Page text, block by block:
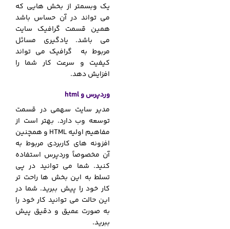
یک وبسمتر از بخش هایی که
می تواند در آن حساس باشد
همین قسمت گرافیک سایت
می باشد. یادگیری مسائل
مربوط به گرافیک می تواند
کیفیت و سرعت کار شما را
افزایش دهد.
وردپرس و html
مدیر سایت سهمی در قسمت
توسعه وب دارد. بهتر است از
مفاهیم اولیه HTML و همچنین
افزونه های کاربردی مربوط به
آن مخصوصاً وردپرس استفاده
کنید. شما می توانید در پی
تسلط به این بخش ها راحت تر
کار خود را پیش ببرید. شما در
این حالت می توانید کار خود را
به صورت عمیق و دقیق پیش
ببرید.